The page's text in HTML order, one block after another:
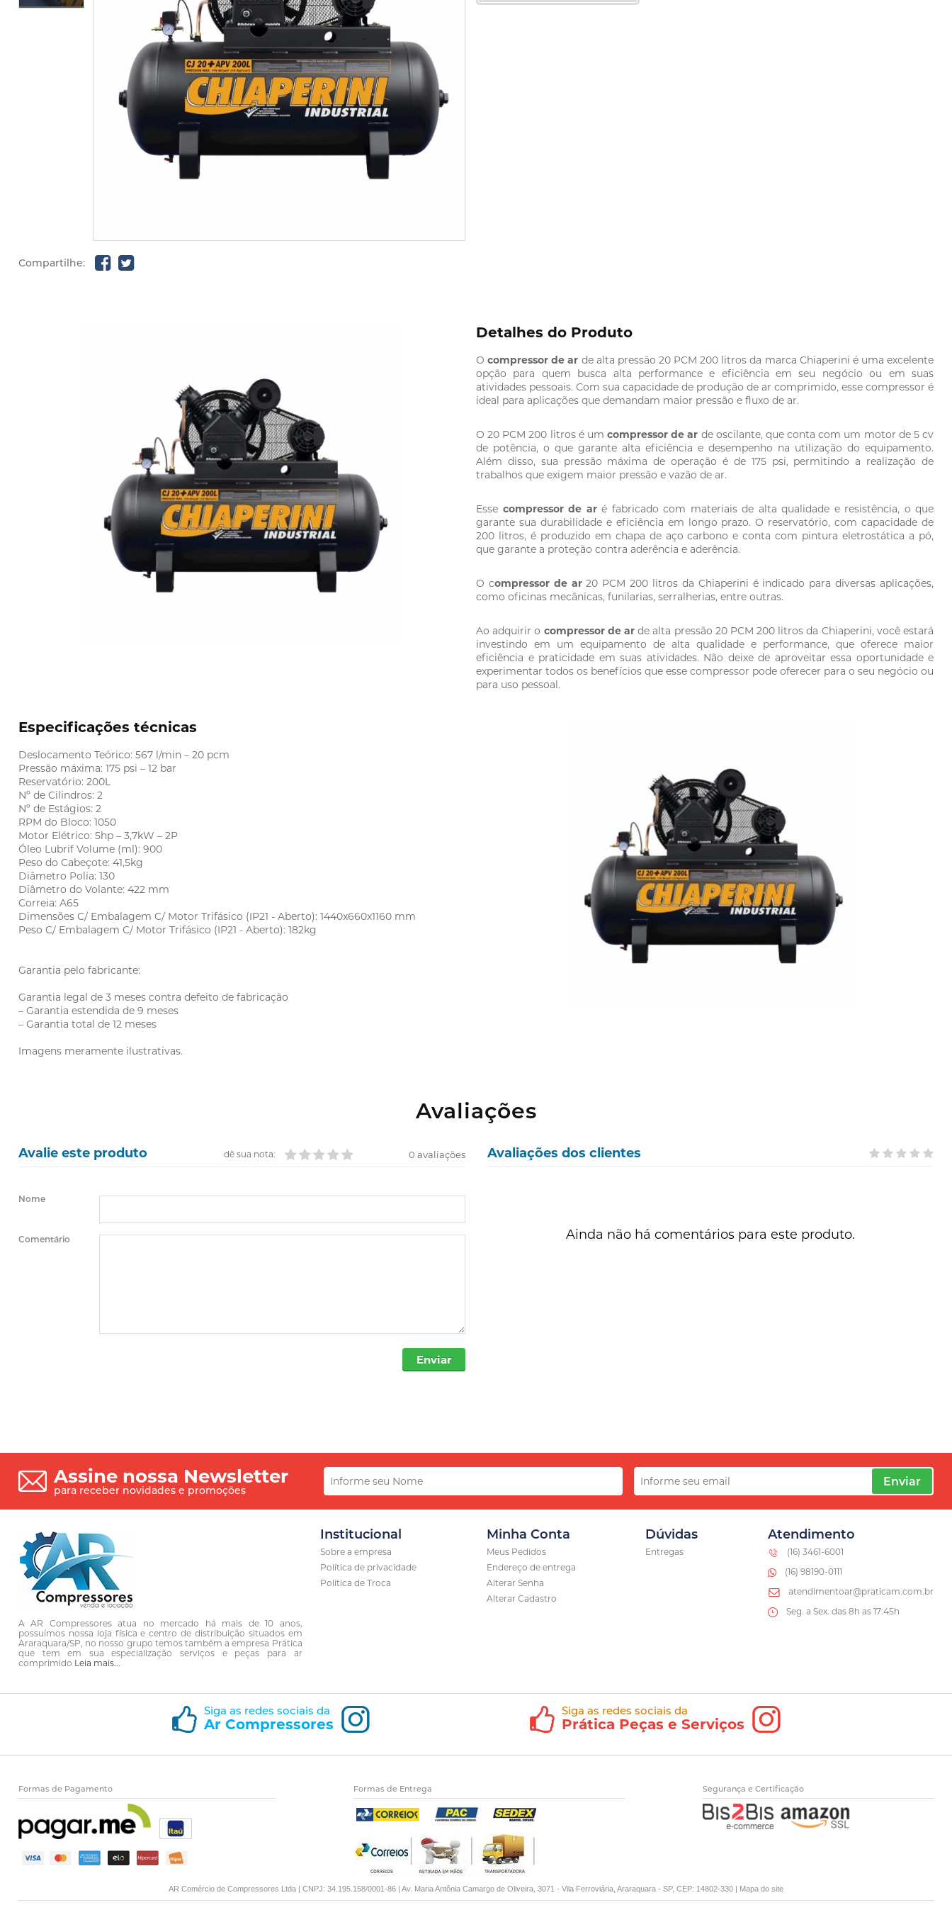
Compartilhe:
Detalhes do Produto
Ocompressor de ar de alta pressão 20 PCM 200 litros da marca Chiaperini é uma excelente
opção para quem busca alta performance e eficiência em seu negócio ou em suas
atividades pessoais. Com sua capacidade de produção de ar comprimido, esse compressor é
ideal para aplicações que demandam maior pressão e fluxo de ar.
O 20 PCM 200 litros é umcompressor de ar de oscilante, que conta com um motor de 5 cv
de potência, o que garante alta eficiência e desempenho na utilização do equipamento.
Além disso, sua pressão máxima de operação é de 175 psi, permitindo a realização de
trabalhos que exigem maior pressão e vazão de ar.
Esse compressor de aré fabricado com materiais de alta qualidade e resistência, o que
garante sua durabilidade e eficiência em longo prazo.O reservatório, com capacidade de
200 litros, é produzido em chapa de aço carbono e conta com pintura eletrostática a pó,
que garante a proteção contra aderência e aderência.
O compressor de ar20 PCM 200 litros da Chiaperini é indicado para diversas aplicações,
como oficinas mecânicas, funilarias, serralherias, entre outras.
Ao adquirir o compressor de arde alta pressão 20 PCM 200 litros da Chiaperini, você estar
investindo em um equipamento de alta qualidade e performance, que oferece maior
eficiência e praticidade em suas atividades. Não deixe de aproveitar essa oportunidade e
experimentar todos os benefícios que esse compressor pode oferecer para o seu negócio ou
para uso pessoal.
Especificações técnicas
Deslocamento Teórico: 567 l/min – 20 pcm
Pressão máxima: 175 psi – 12 bar
Reservatório: 200L
Nº de Cilindros: 2
Nº de Estágios: 2
RPM do Bloco: 1050
Motor Elétrico: 5hp – 3,7kW – 2P
Óleo Lubrif Volume (ml): 900
Peso do Cabeçote: 41,5kg
Diâmetro Polia: 130
Diâmetro do Volante: 422 mm
Correia: A65
Dimensões C/ Embalagem C/ Motor Trifásico (IP21 - Aberto): 1440x660x1160 mm
Peso C/ Embalagem C/ Motor Trifásico (IP21 - Aberto): 182kg
Garantia pelo fabricante:
Garantia legal de 3 meses contra defeito de fabricação
– Garantia estendida de 9 meses
– Garantia total de 12 meses
Imagens meramente ilustrativas.
Avaliações
Avalie este produto 0 avaliações
dê sua nota:
Nome
Comentário
Enviar
Avaliações dos clientes
Ainda não há comentários para este produto.
Assine nossa Newsletter
para receber novidades e promoções
Enviar
A AR Compressores atua no mercado há mais de 10 anos,
possuímos nossa loja física e centro de distribuição situados em
Araraquara/SP, no nosso grupo temos também a empresa Prática
que tem em sua especialização serviços e peças para ar
comprimido Leia mais...
Institucional
Sobre a empresa
Política de privacidade
Política de Troca
Minha Conta
Meus Pedidos
Endereço de entrega
Alterar Senha
Alterar Cadastro
Dúvidas
Entregas
Atendimento
(16) 3461-6001
(16) 98190-0111
atendimentoar@praticam.com.br
Seg. a Sex. das 8h as 17:45h
Siga as redes sociais da
Ar Compressores
Siga as redes sociais da
Prática Peças e Serviços
Formas de Pagamento Formas de Entrega Segurança e Certificação
AR Comércio de Compressores Ltda | CNPJ: 34.195.158/0001-86 | Av. Maria Antônia Camargo de Oliveira, 3071 - Vila Ferroviária, Araraquara - SP, CEP: 14802-330 | Mapa do site